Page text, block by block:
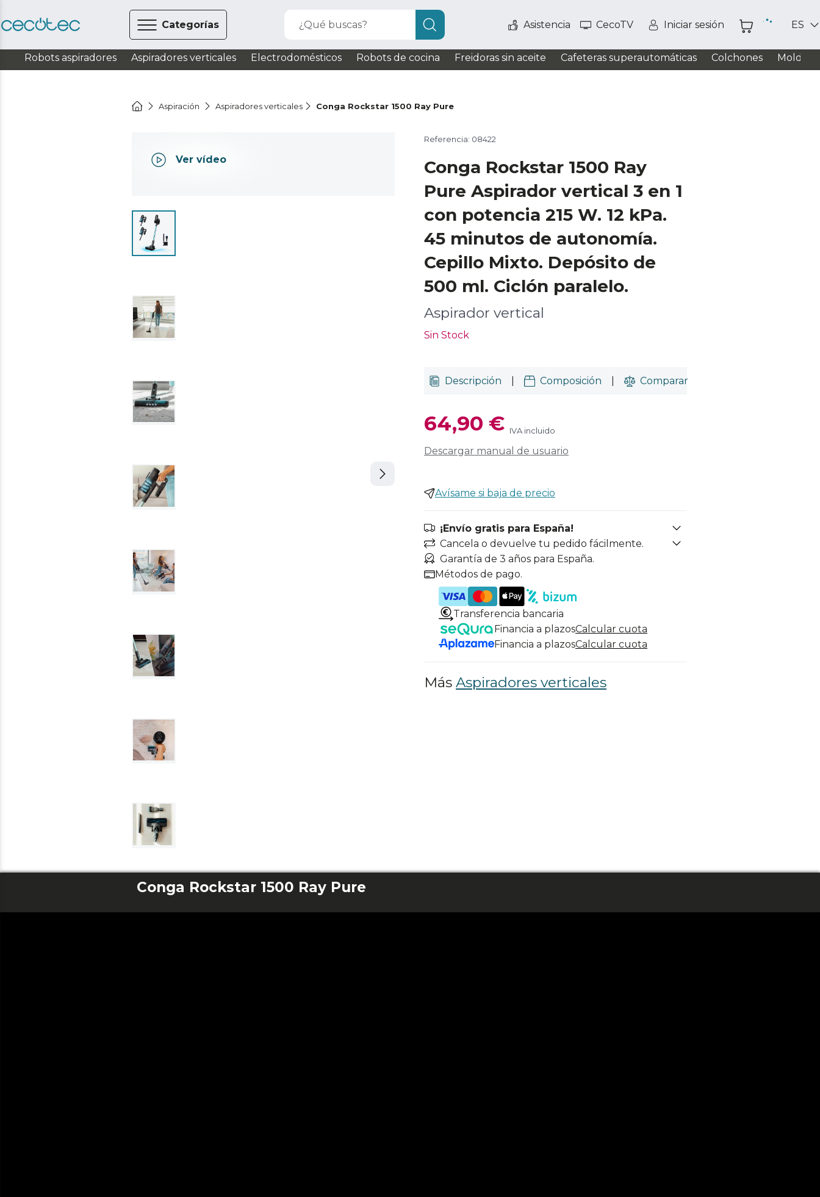
Categorías ¿Qué buscas? Asistencia CecoTV Iniciar sesión ES
Robots aspiradores Aspiradores verticales Electrodomésticos Robots de cocina Freidoras sin aceite Cafeteras superautomáticas Colchones
Aspiración Aspiradores verticales Conga Rockstar 1500 Ray Pure
Ver vídeo
Referencia: 08422
Conga Rockstar 1500 Ray
Pure Aspirador vertical 3 en 1
con potencia 215 W. 12 kPa.
45 minutos de autonomía.
Cepillo Mixto. Depósito de
500 ml. Ciclón paralelo.
Aspirador vertical
Sin Stock
Descripción Composición Comparar
64,90 € IVA incluido
Descargar manual de usuario
Avísame si baja de precio
¡Envío gratis para España!
Cancela o devuelve tu pedido fácilmente.
Garantía de 3 años para España.
Métodos de pago.
Transferencia bancaria
Financia a plazosCalcular cuota
Financia a plazosCalcular cuota
Más Aspiradores verticales
Conga Rockstar 1500 Ray Pure